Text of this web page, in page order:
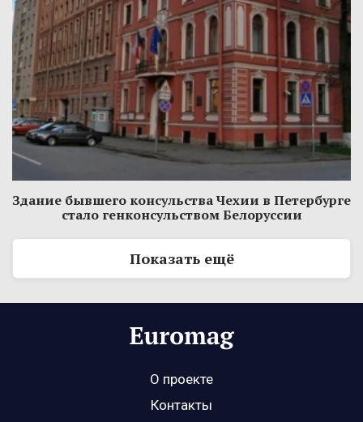
Здание бывшего консульства Чехии в Петербурге
стало генконсульством Белоруссии
Показать ещё
О проекте
Контакты